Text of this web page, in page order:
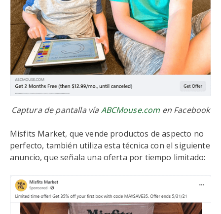
Captura de pantalla vía ABCMouse.com en Facebook
Misfits Market, que vende productos de aspecto no
perfecto, también utiliza esta técnica con el siguiente
anuncio, que señala una oferta por tiempo limitado: